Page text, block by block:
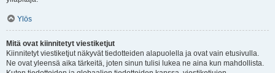
Ylös
Mitä ovat kiinnitetyt viestiketjut
Kiinnitetyt viestiketjut näkyvät tiedotteiden alapuolella ja ovat vain etusivulla.
Ne ovat yleensä aika tärkeitä, joten sinun tulisi lukea ne aina kun mahdollista.